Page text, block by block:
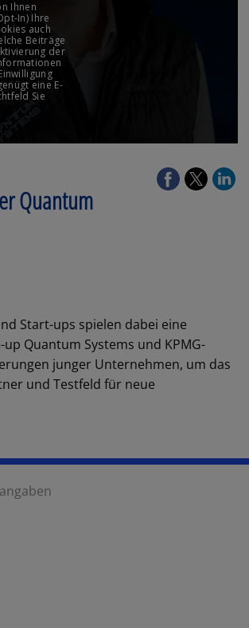
Quantum
Start-ups spielen dabei eine
Quantum Systems und KPMG-
junger Unternehmen, um das
und Testfeld für neue